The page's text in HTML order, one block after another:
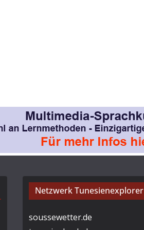
Netzwerk Tunesienexplorer
soussewetter.de